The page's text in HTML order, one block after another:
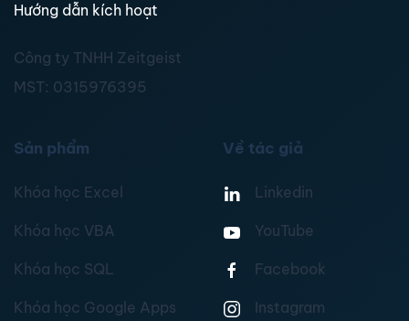
Hướng dẫn kích hoạt
Công ty TNHH Zeitgeist
MST: 0315976395
Sản phẩm
Khóa học Excel
Khóa học VBA
Khóa học SQL
Khóa học Google Apps
Về tác giả
Linkedin
YouTube
Facebook
Instagram